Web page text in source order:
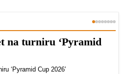
na turniru ‘Pyramid